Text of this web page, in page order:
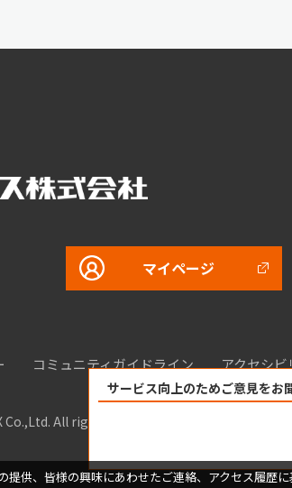
サービス向上のためご意見をお
マイページ
コミュニティガイドライン アクセシビ
All rights reserved.
提供、皆様の興味にあわせたご連絡、アクセス履歴